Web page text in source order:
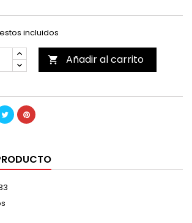
incluidos
 Añadir al carrito